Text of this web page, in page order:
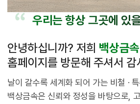
우리는 항상그곳에 있
안녕하십니까? 저희 백상금
홈페이지를 방문해 주셔서 감
날이 갈수록 세계화 되어 가는 비철 ·
백상금속은 신뢰와 정성을 바탕으로,